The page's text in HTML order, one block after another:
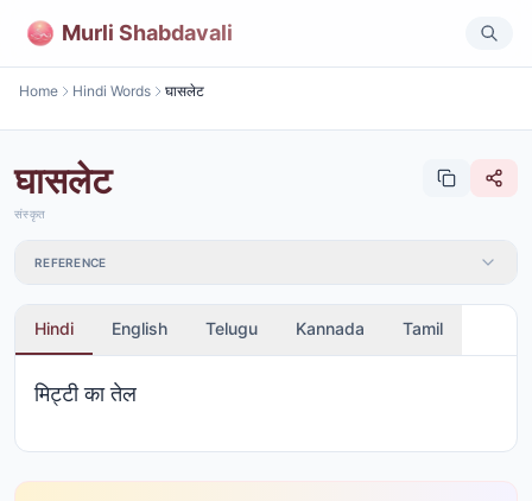
Murli Shabdavali
Home Hindi Words घासलेट
घासलेट
संस्कृत
REFERENCE
Hindi English Telugu Kannada Tamil
मिट्टी का तेल